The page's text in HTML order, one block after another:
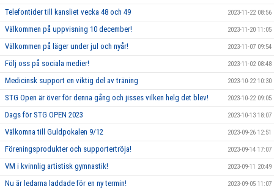
Telefontider till kansliet vecka 48 och 49 2023-11-22 08:56
Välkommen på uppvisning 10 december! 2023-11-20 11:05
Välkommen på läger under jul och nyår! 2023-11-07 09:54
Följ oss på sociala medier! 2023-11-02 08:48
Medicinsk support en viktig del av träning 2023-10-22 10:30
STG Open är över för denna gång och jisses vilken helg det blev! 2023-10-22 09:05
Dags för STG OPEN 2023 2023-10-13 18:07
Välkomna till Guldpokalen 9/12 2023-09-26 12:51
Föreningsprodukter och supportertröja! 2023-09-14 17:07
VM i kvinnlig artistisk gymnastik! 2023-09-11 20:49
Nu är ledarna laddade för en ny termin! 2023-09-05 11:07